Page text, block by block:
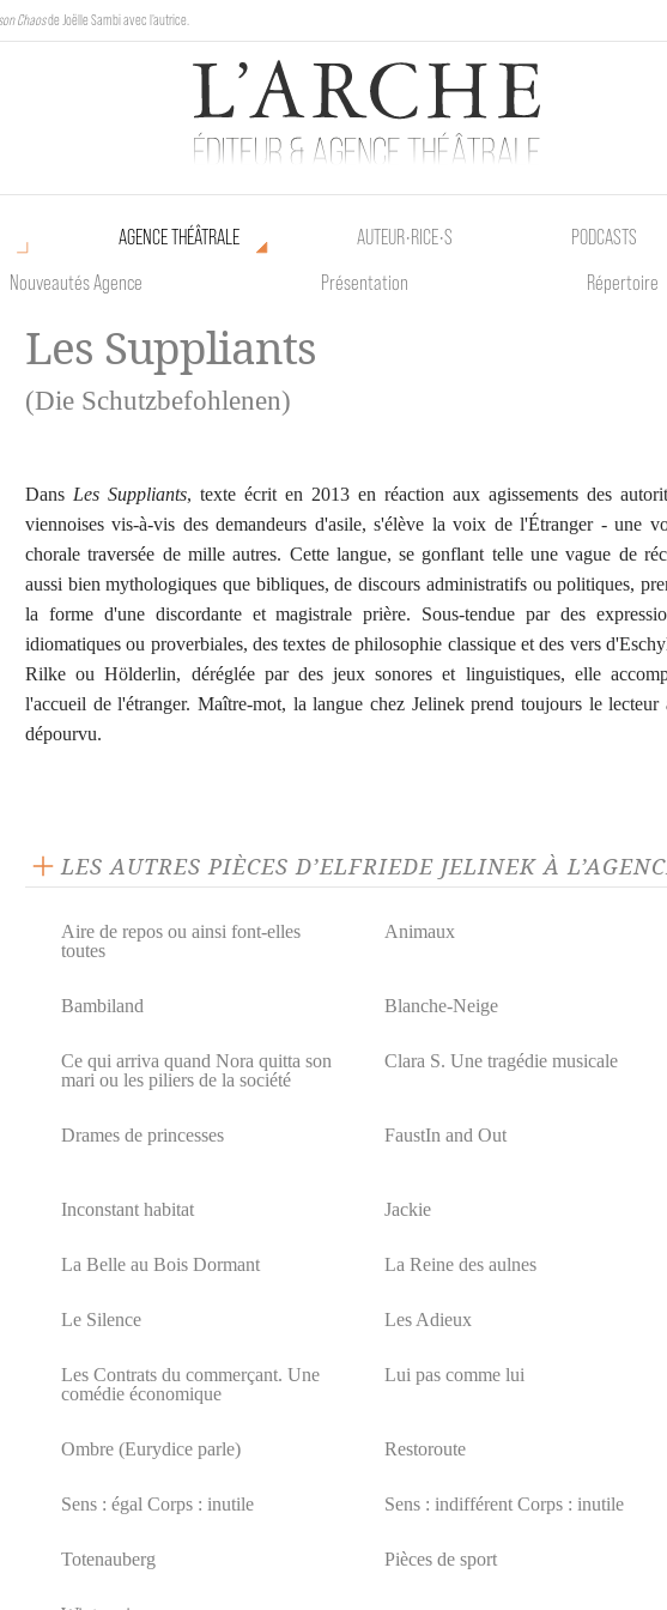
Chaosde Joëlle Sambi avec l'autrice.
sera présente au Poetik Bazar tout le weekend !
AGENCE THÉÂTRALE
Nouveautés Agence Présentation Répertoire
AUTEUR•RICE•S PODCASTS
Les Suppliants
(Die Schutzbefohlenen)
Dans Les Suppliants, texte écrit en 2013 en réaction aux agissements des
viennoises vis-à-vis des demandeurs d'asile, s'élève la voix de l'Étranger - une
chorale traversée de mille autres. Cette langue, se gonflant telle une vague de
aussi bien mythologiques que bibliques, de discours administratifs ou politiques,
la forme d'une discordante et magistrale prière. Sous-tendue par des
idiomatiques ou proverbiales, des textes de philosophie classique et des vers
Rilke ou Hölderlin, déréglée par des jeux sonores et linguistiques, elle
l'accueil de l'étranger. Maître-mot, la langue chez Jelinek prend toujours le lecteur
dépourvu.
LES AUTRES PIÈCES D’ELFRIEDE JELINEK À
Aire de repos ou ainsi font-elles
toutes
Animaux
Bambiland Blanche-Neige
Ce qui arriva quand Nora quitta son
mari ou les piliers de la société
Clara S. Une tragédie musicale
Drames de princesses FaustIn and Out
Inconstant habitat Jackie
La Belle au Bois Dormant La Reine des aulnes
Le Silence Les Adieux
Les Contrats du commerçant. Une
comédie économique
Lui pas comme lui
Ombre (Eurydice parle) Restoroute
Sens : égal Corps : inutile Sens : indifférent Corps : inutile
Totenauberg Pièces de sport